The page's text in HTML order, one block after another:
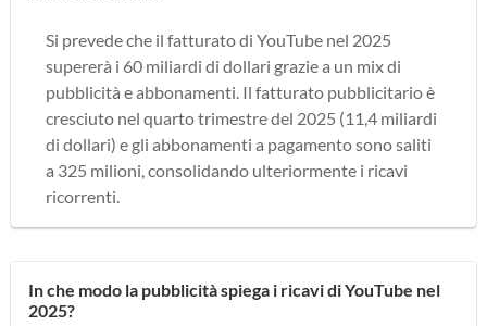
Si prevede che il fatturato di YouTube nel 2025
supererà i 60 miliardi di dollari grazie a un mix di
pubblicità e abbonamenti. Il fatturato pubblicitario è
cresciuto nel quarto trimestre del 2025 (11,4 miliardi
di dollari) e gli abbonamenti a pagamento sono saliti
a 325 milioni, consolidando ulteriormente i ricavi
ricorrenti.
In che modo la pubblicità spiega i ricavi di YouTube nel
2025?